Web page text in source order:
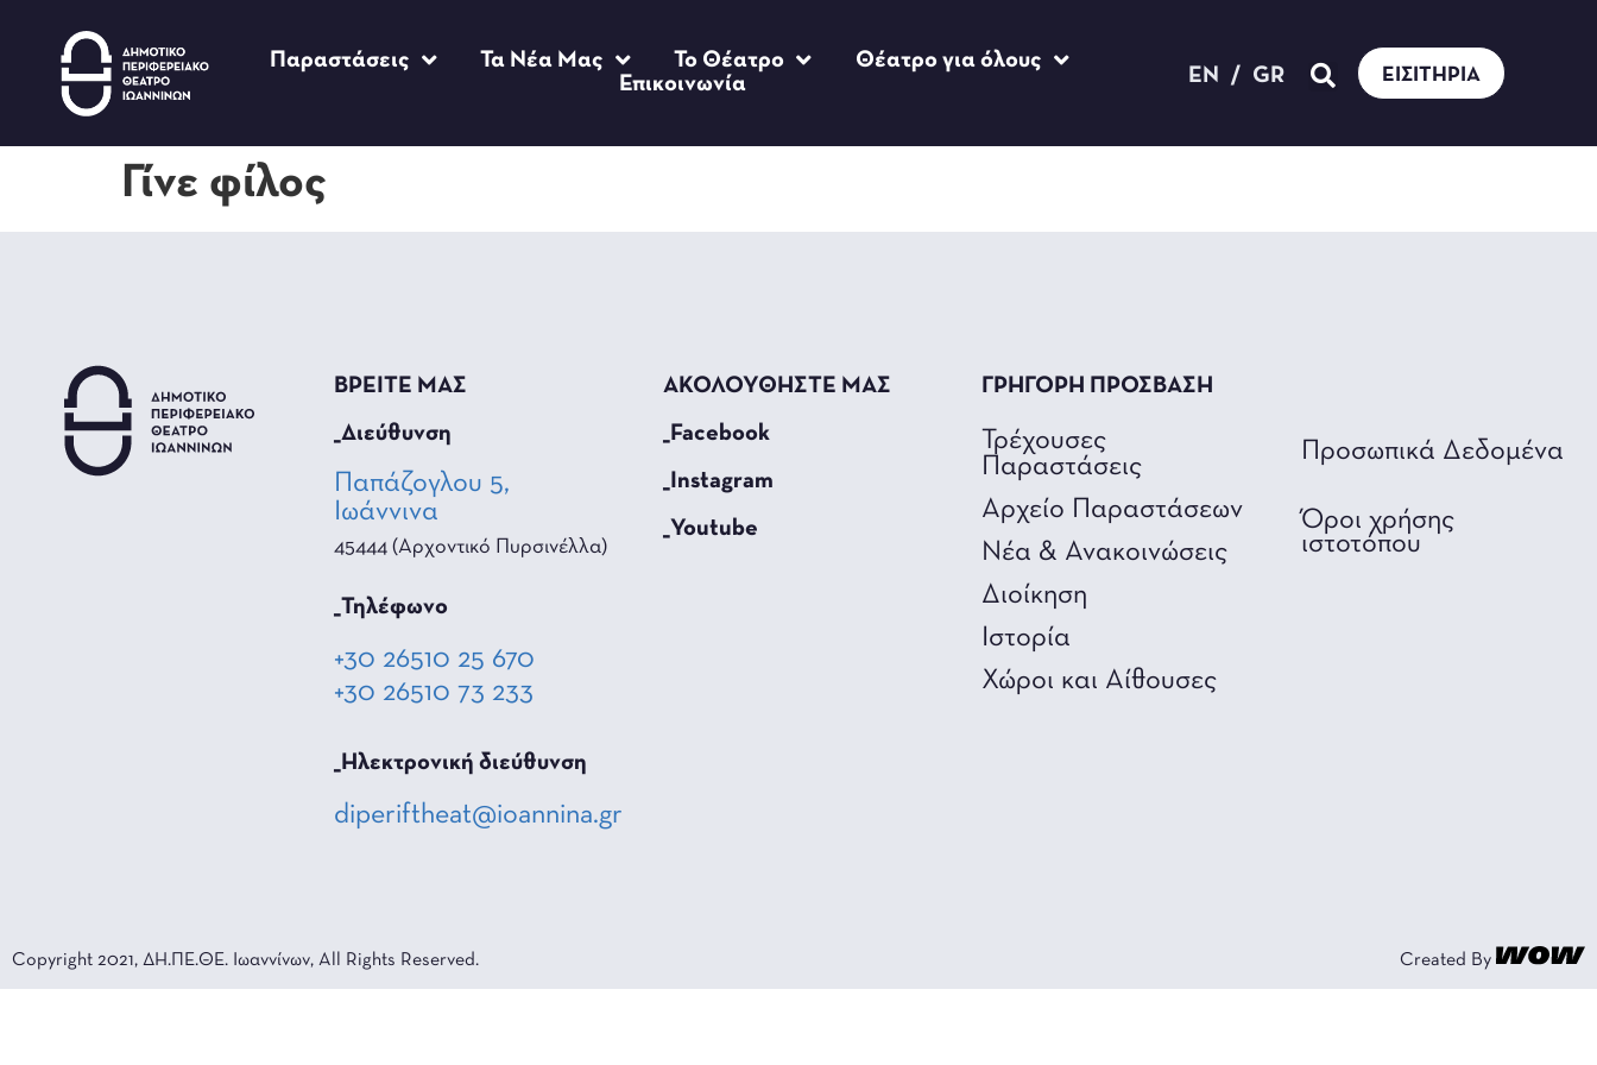
Παραστάσεις Τα Νέα Μας Το Θέατρο
Θέατρο για όλους
Επικοινωνία
EN / GR ΕΙΣΙΤΉΡΙΑ
Γίνε φίλος
ΒΡΕΙΤΕ ΜΑΣ
_Διεύθυνση
Παπάζογλου 5,
Ιωάννινα
45444 (Αρχοντικό Πυρσινέλλα)
_Τηλέφωνο
+30 26510 25 670
+30 26510 73 233
_Hλεκτρονική διεύθυνση
diperiftheat@ioannina.gr
ΑΚΟΛΟΥΘΗΣΤΕ ΜΑΣ
_Facebook
_Instagram
_Youtube
ΓΡΗΓΟΡΗ ΠΡΟΣΒΑΣΗ
Τρέχουσες
Παραστάσεις
Αρχείο Παραστάσεων
Νέα & Ανακοινώσεις
Διοίκηση
Ιστορία
Χώροι και Αίθουσες
Προσωπικά Δεδομένα
Όροι χρήσης
ιστοτόπου
Copyright 2021, ΔΗ.ΠΕ.ΘΕ. Ιωαννίνων, All Rights Reserved. Created By